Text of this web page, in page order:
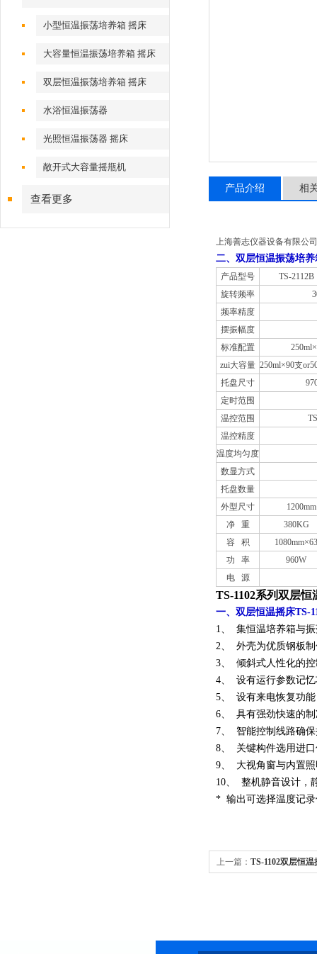
小型恒温振荡培养箱 摇床
大容量恒温振荡培养箱 摇床
双层恒温振荡培养箱 摇床
水浴恒温振荡器
光照恒温振荡器 摇床
敞开式大容量摇甁机
查看更多
产品介绍 相
上海善志仪器设备有限公
二、双层恒温振荡培
产品型号
TS-2112B
旋转频率
频率精度
摆振幅度
标准配置
zui大容量 250ml×90支
托盘尺寸
定时范围
温控范围
温控精度
温度均匀度
数显方式
托盘数量
外型尺寸
净 重
380KG
容 积
功 率
960W
电 源
TS-1102系列双层
一、双层恒温摇床TS-
1、 集恒温培养箱与
2、 外壳为优质钢板
3、 倾斜式人性化的
4、 设有运行参数记
5、 设有来电恢复功
6、 具有强劲快速的
7、 智能控制线路确
8、 关键构件选用进
9、 大视角窗与内置
10、 整机静音设计，
* 输出可选择温度记录
上一篇： TS-1102双层恒